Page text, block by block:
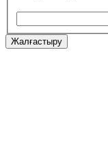
Жалғастыру